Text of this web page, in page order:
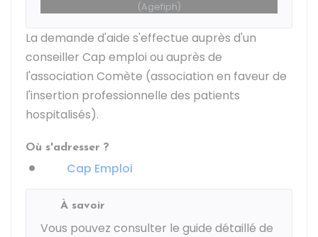
(Agefiph)
La demande d'aide s'effectue auprès d'un
conseiller Cap emploi ou auprès de
l'association Comète (association en faveur de
l'insertion professionnelle des patients
hospitalisés).
Où s'adresser ?
Cap Emploi
À savoir
Vous pouvez consulter le guide détaillé de